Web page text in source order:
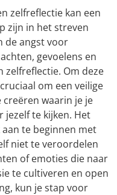
zelfreflectie kan een
zijn in het streven
de angst voor
gevoelens en
zelfreflectie. Om deze
om een veilige
waarin je je
te kijken. Het
te beginnen met
niet te veroordelen
of emoties die naar
te cultiveren en open
kun je stap voor